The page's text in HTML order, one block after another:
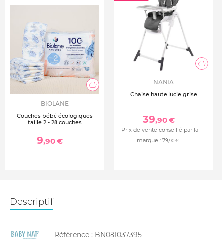
BIOLANE
Couches bébé écologiques
taille 2 - 28 couches
9,90 €
NANIA
Chaise haute lucie grise
39,90 €
Prix de vente conseillé par la
marque : 79,90 €
Descriptif
Référence : BN081037395